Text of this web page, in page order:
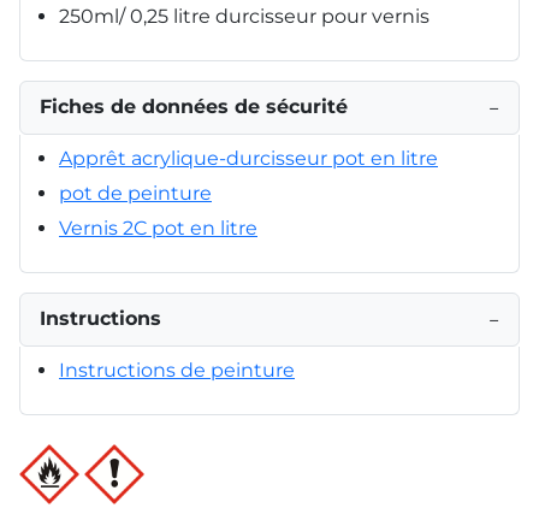
250ml/ 0,25 litre durcisseur pour vernis
Fiches de données de sécurité −
Apprêt acrylique-durcisseur pot en litre
pot de peinture
Vernis 2C pot en litre
Instructions −
Instructions de peinture